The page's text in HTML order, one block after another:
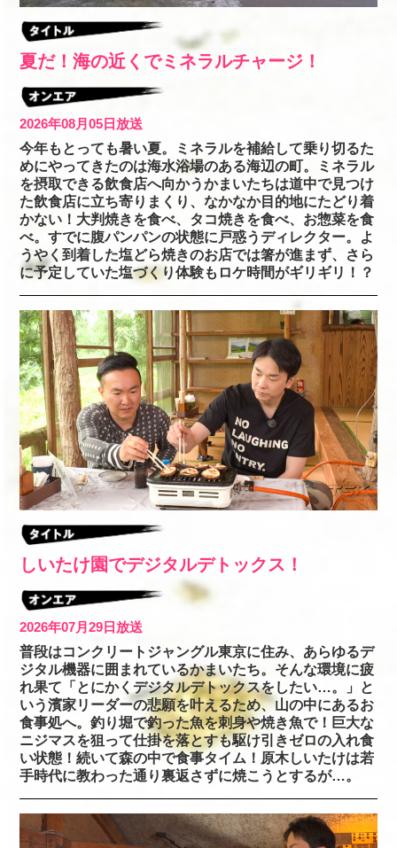
夏だ！海の近くでミネラルチャージ！
2026年08月05日放送
今年もとっても暑い夏。ミネラルを補給して乗り切るた
めにやってきたのは海水浴場のある海辺の町。ミネラル
を摂取できる飲食店へ向かうかまいたちは道中で見つけ
た飲食店に立ち寄りまくり、なかなか目的地にたどり着
かない！大判焼きを食べ、タコ焼きを食べ、お惣菜を食
べ。すでに腹パンパンの状態に戸惑うディレクター。よ
うやく到着した塩どら焼きのお店では箸が進まず、さら
に予定していた塩づくり体験もロケ時間がギリギリ！？
しいたけ園でデジタルデトックス！
2026年07月29日放送
普段はコンクリートジャングル東京に住み、あらゆるデ
ジタル機器に囲まれているかまいたち。そんな環境に疲
れ果て「とにかくデジタルデトックスをしたい…。」と
いう濱家リーダーの悲願を叶えるため、山の中にあるお
食事処へ。釣り堀で釣った魚を刺身や焼き魚で！巨大な
ニジマスを狙って仕掛を落とすも駆け引きゼロの入れ食
い状態！続いて森の中で食事タイム！原木しいたけは若
手時代に教わった通り裏返さずに焼こうとするが…。